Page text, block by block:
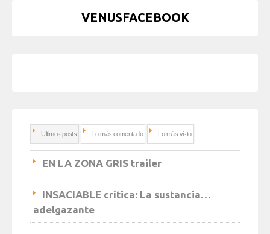
VENUSFACEBOOK
Ultimos posts Lo más comentado Lo más visto
EN LA ZONA GRIS trailer
INSACIABLE crítica: La sustancia…
adelgazante